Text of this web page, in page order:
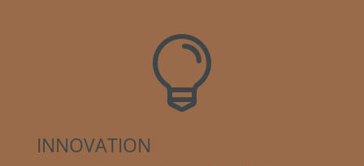

INNOVATION